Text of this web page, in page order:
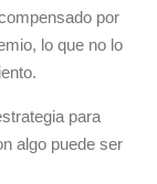
por
lo que no lo
para
algo puede ser